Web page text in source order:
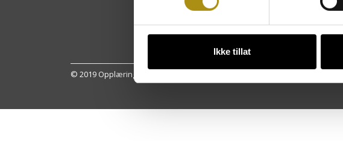
Ikke tillat
© 2019 Opplæringskontoret for heste- og hovslagerfaget • Org. nr. 981 112